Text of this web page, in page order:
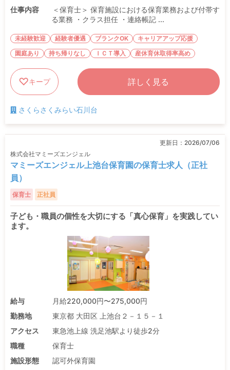
仕事内容
＜保育士＞ 保育施設における保育業務および付帯す
る業務 ・クラス担任 ・連絡帳記 ...
未経験歓迎 経験者優遇 ブランクOK
キャリアアップ応援
園庭あり
持ち帰りなし ＩＣＴ導入 産休育休取得率高め
キープ 詳しく見る
さくらさくみらい石川台
更新日： 2026/07/06
株式会社マミーズエンジェル
マミーズエンジェル上池台保育園の保育士求人（正社
員）
保育士 正社員
子ども・職員の個性を大切にする「真心保育」を実践してい
ます。
給与
月給220,000円〜275,000円
勤務地
東京都 大田区 上池台２－１５－１
アクセス
東急池上線 洗足池駅より徒歩2分
職種
保育士
施設形態
認可外保育園